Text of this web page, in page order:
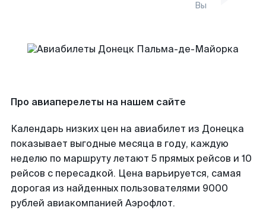
Вы
Про авиаперелеты на нашем сайте
Календарь низких цен на авиабилет из Донецка
показывает выгодные месяца в году, каждую
неделю по маршруту летают 5 прямых рейсов и 10
рейсов с пересадкой. Цена варьируется, самая
дорогая из найденных пользователями 9000
рублей авиакомпанией Аэрофлот.